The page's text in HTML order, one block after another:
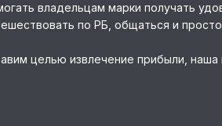
владельцам марки получать
по РБ, общаться и
целью извлечение прибыли, наша